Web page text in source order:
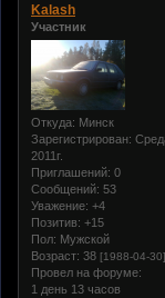
Kalash
Участник
Откуда: Минск
Зарегистрирован:
2011г.
Приглашений: 0
Сообщений: 53
Уважение: +4
Позитив: +15
Пол: Мужской
Возраст: 38 [1988-04-30]
Провел на форуме:
1 день 13 часов